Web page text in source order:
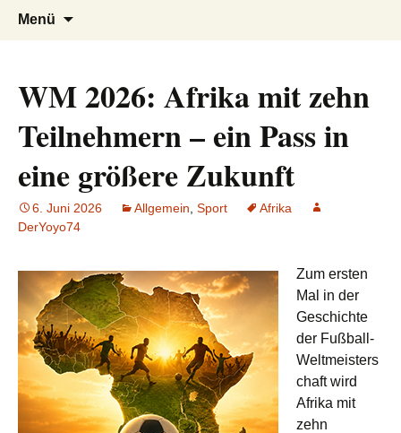
AFRICA live
Seit 1998: Aktuelles aus und mit Bezug
zu Afrika
Menü
WM 2026: Afrika mit zehn
Teilnehmern – ein Pass in
eine größere Zukunft
6. Juni 2026 Allgemein Sport
Afrika
DerYoyo74
Zum ersten
Mal in der
Geschichte
der Fußball-
Weltmeisters
chaft wird
Afrika mit
zehn